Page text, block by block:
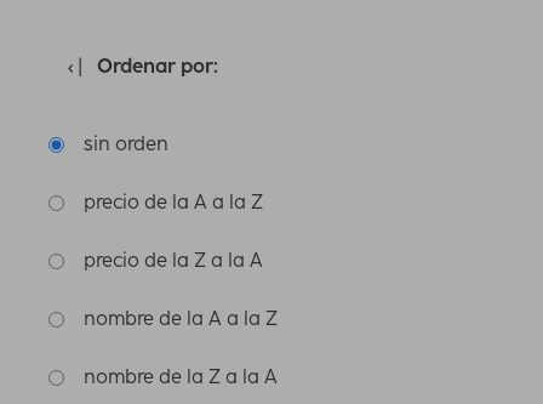
Ordenar por:
sin orden
precio de la A a la Z
precio de la Z a la A
nombre de la A a la Z
nombre de la Z a la A